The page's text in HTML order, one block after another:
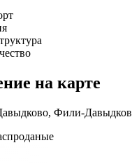
на карте
Фили-